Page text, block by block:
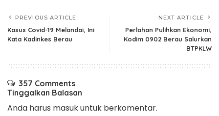
PREVIOUS ARTICLE
Kasus Covid-19 Melandai, Ini
Kata Kadinkes Berau
NEXT ARTICLE
Perlahan Pulihkan Ekonomi,
Kodim 0902 Berau Salurkan
BTPKLW
357 Comments
Tinggalkan Balasan
Anda harus masukuntuk berkomentar.